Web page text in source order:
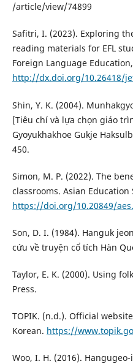
/article/view/74899
Safitri, I. (2023). Exploring
reading materials for EFL
Foreign Language
http://dx.doi.org/10.26418/
Shin, Y. K. (2004).
[Tiêu chí và lựa chọn giáo
Gyoyukhakhoe Gukje
450.
Simon, M. P. (2022). The
classrooms. Asian Education
https://doi.org/10.20849/
Son, D. I. (1984). Hanguk
cứu về truyện cổ tích Hàn
Taylor, E. K. (2000). Using
Press.
TOPIK. (n.d.). Official
Korean. https://
Woo, I. H. (2016).